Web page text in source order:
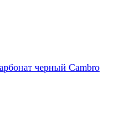
черный Cambro